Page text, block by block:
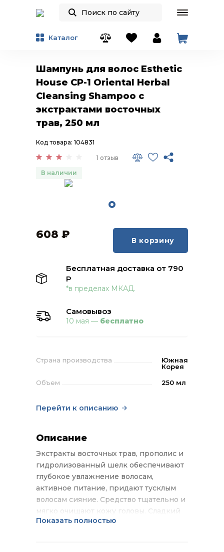
Каталог
Шампунь для волос Esthetic
House CP-1 Oriental Herbal
Cleansing Shampoo с
экстрактами восточных
трав, 250 мл
1 отзыв
Код товара: 104831
В наличии
Страна производства
Южная
Корея
Объем
250 мл
Перейти к описанию
608 ₽ В корзину
Бесплатная доставка от 790
Р
*в пределах МКАД.
Самовывоз
10 мая — бесплатно
Описание
Экстракты восточных трав, прополис и
гидролизованный шелк обеспечивают
глубокое увлажнение волосам,
активное питание, придают тусклым
волосам сияние. Средство тщательно и
мягко очищают кожу головы. Сладкий
аромат сохраняется на волосах в
Показать полностью